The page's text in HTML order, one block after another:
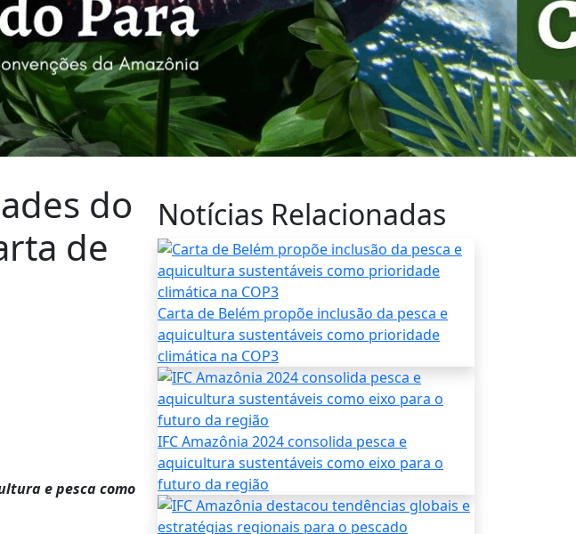
do
de
e pesca como
Notícias Relacionadas
Carta de Belém propõe inclusão da pesca e
aquicultura sustentáveis como prioridade
climática na COP3
IFC Amazônia 2024 consolida pesca e
aquicultura sustentáveis como eixo para o
futuro da região